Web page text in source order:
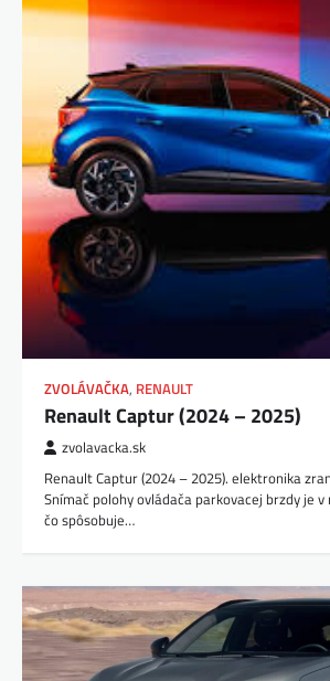
ZVOLÁVAČKA, RENAULT
Renault Captur (2024 – 2025)
zvolavacka.sk
Renault Captur (2024 – 2025). elektronika
Snímač polohy ovládača parkovacej brzdy je
čo spôsobuje…